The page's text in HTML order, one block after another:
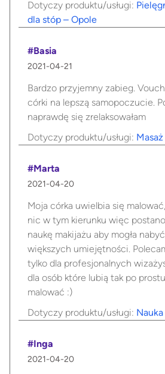
Dotyczy produktu/usługi:
dla stóp – Opole
#Basia
2021-04-21
Bardzo przyjemny zabieg.
córki na lepszą samopoczucie.
naprawdę się zrelaksowałam
Dotyczy produktu/usługi:
#Marta
2021-04-20
Moja córka uwielbia się
nic w tym kierunku więc
naukę makijażu aby mogła
większych umiejętności.
tylko dla profesjonalnych
dla osób które lubią tak po
malować :)
Dotyczy produktu/usługi:
#Inga
2021-04-20